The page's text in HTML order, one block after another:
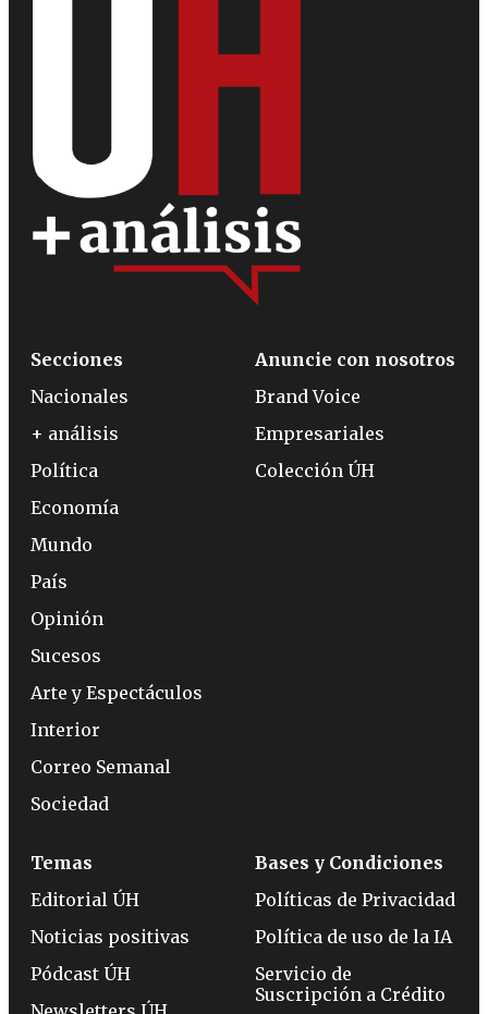
Secciones
Nacionales
+ análisis
Política
Economía
Mundo
País
Opinión
Sucesos
Arte y Espectáculos
Interior
Correo Semanal
Sociedad
Anuncie con nosotros
Brand Voice
Empresariales
Colección ÚH
Temas
Editorial ÚH
Noticias positivas
Pódcast ÚH
Bases y Condiciones
Políticas de Privacidad
Política de uso de la IA
Servicio de
Suscripción a Crédito